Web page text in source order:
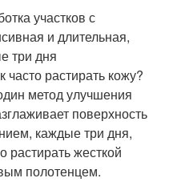
участков с
и длительная,
три дня
растирать кожу?
метод улучшения
поверхность
каждые три дня,
жесткой
полотенцем.